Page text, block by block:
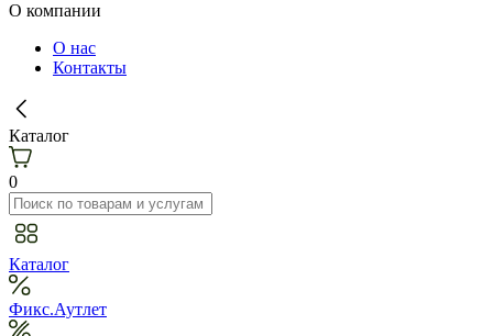
О компании
О нас
Контакты
Каталог
0
Каталог
Фикс.Аутлет